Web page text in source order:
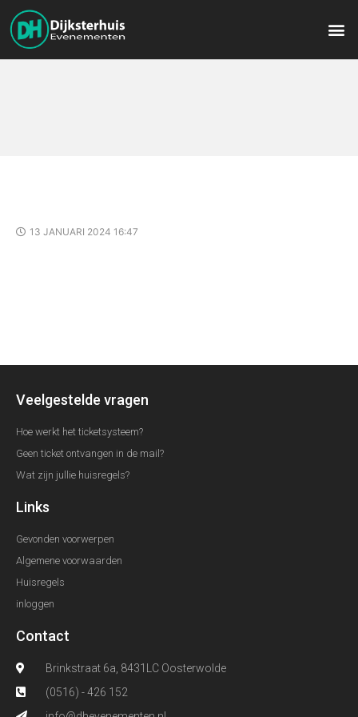
13 JANUARI 2024 16:47
Veelgestelde vragen
Hoe werkt het ticketsysteem?
Geen ticket ontvangen in de mail?
Wat zijn jullie huisregels?
Links
Gevonden voorwerpen
Algemene voorwaarden
Huisregels
inloggen
Contact
Brinkstraat 6a, 8431LC Oosterwolde
(0516) - 426 152